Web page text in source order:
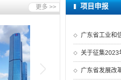
更多 >> 项目申报
广东省工业和
关于征集2023
广东省发展改